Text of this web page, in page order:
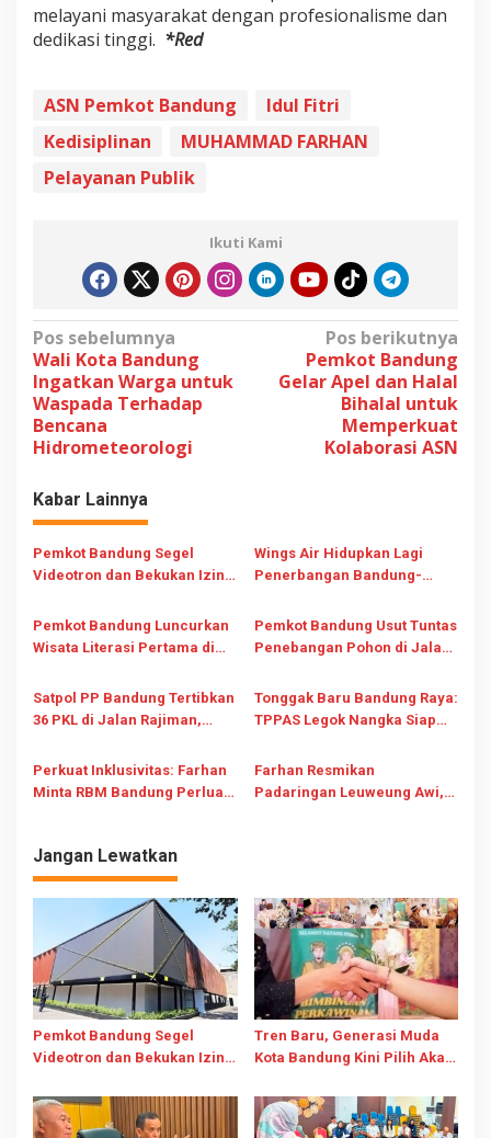
melayani masyarakat dengan profesionalisme dan
dedikasi tinggi. *Red
ASN Pemkot Bandung
Idul Fitri
Kedisiplinan
MUHAMMAD FARHAN
Pelayanan Publik
Ikuti Kami
N
a
v
i
g
a
s
i
p
o
s
Pos sebelumnya
Wali Kota Bandung
Ingatkan Warga untuk
Waspada Terhadap
Bencana
Hidrometeorologi
Pos berikutnya
Pemkot Bandung
Gelar Apel dan Halal
Bihalal untuk
Memperkuat
Kolaborasi ASN
Kabar Lainnya
Pemkot Bandung Segel
Videotron dan Bekukan Izin
Demi Visibilitas
Wings Air Hidupkan Lagi
Penerbangan Bandung-
Kembang ke Sumatera
Terbuka Lebar
Pemkot Bandung Luncurkan
Wisata Literasi Pertama di
Plates
Pemkot Bandung Usut Tuntas
Penebangan Pohon di Jalan
Perizinan Usaha
Satpol PP Bandung Tertibkan
36 PKL di Jalan Rajiman,
Pejalan Kaki
Tonggak Baru Bandung Raya:
TPPAS Legok Nangka Siap
Kota Bandung Mulai 2029
Perkuat Inklusivitas: Farhan
Minta RBM Bandung Perluas
Farhan Resmikan
Padaringan Leuweung Awi,
Jangan Lewatkan
Pemkot Bandung Segel
Videotron dan Bekukan Izin
Demi Visibilitas
Tren Baru, Generasi Muda
Kota Bandung Kini Pilih Akad